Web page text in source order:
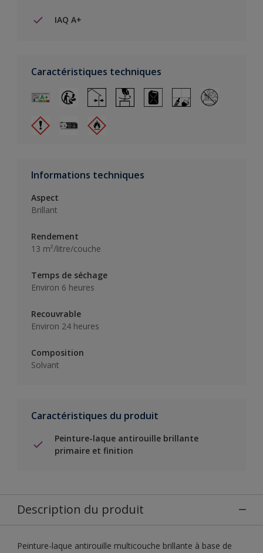
IAQ A+
Caractéristiques techniques
Informations techniques
Aspect
Brillant
Rendement
13 m²/litre/couche
Temps de séchage
Environ 6 heures
Recouvrable
Environ 24 heures
Composition
Solvant
Caractéristiques du produit
Peinture-laque antirouille brillante
primaire et finition
Description du produit
Peinture-laque antirouille multicouche brillante à base de